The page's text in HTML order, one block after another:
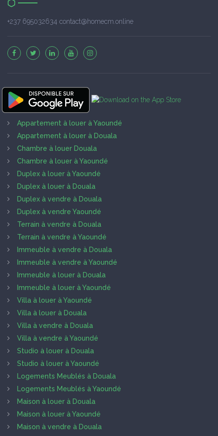
+237 695032634 contact@homecm.online
Appartement à louer à Yaoundé
Appartement à louer à Douala
Chambre à louer Douala
Chambre à louer à Yaoundé
Duplex à louer à Yaoundé
Duplex à louer à Douala
Duplex à vendre à Douala
Duplex à vendre Yaoundé
Terrain à vendre à Douala
Terrain à vendre à Yaoundé
Immeuble à vendre à Douala
Immeuble à vendre à Yaoundé
Immeuble à louer à Douala
Immeuble à louer à Yaoundé
Villa à louer à Yaoundé
Villa à louer à Douala
Villa à vendre à Douala
Villa à vendre à Yaoundé
Studio à louer à Douala
Studio à louer à Yaoundé
Logements Meublés à Douala
Logements Meublés à Yaoundé
Maison à louer à Douala
Maison à louer à Yaoundé
Maison à vendre à Douala